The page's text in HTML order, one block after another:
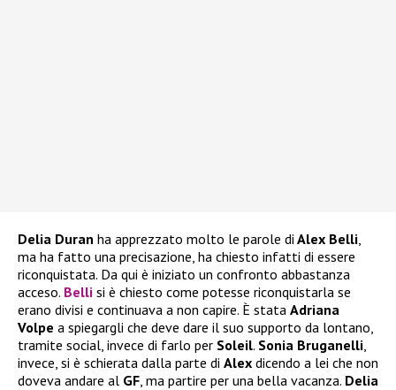
Delia Duran ha apprezzato molto le parole di Alex Belli,
ma ha fatto una precisazione, ha chiesto infatti di essere
riconquistata. Da qui è iniziato un confronto abbastanza
acceso. Belli si è chiesto come potesse riconquistarla se
erano divisi e continuava a non capire. È stata Adriana
Volpe a spiegargli che deve dare il suo supporto da lontano,
tramite social, invece di farlo per Soleil. Sonia Bruganelli,
invece, si è schierata dalla parte di Alex dicendo a lei che non
doveva andare al GF, ma partire per una bella vacanza. Delia